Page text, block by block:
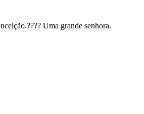
Uma grande senhora.